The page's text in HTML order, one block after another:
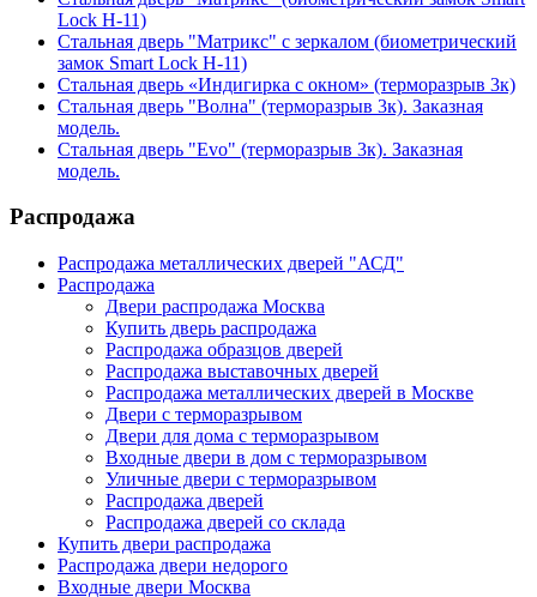
Lock H-11)
Стальная дверь "Матрикс" с зеркалом (биометрический
замок Smart Lock H-11)
Стальная дверь «Индигирка с окном» (терморазрыв 3к)
Стальная дверь "Волна" (терморазрыв 3к). Заказная
модель.
Стальная дверь "Evo" (терморазрыв 3к). Заказная
модель.
Распродажа
Распродажа металлических дверей "АСД"
Распродажа
Двери распродажа Москва
Купить дверь распродажа
Распродажа образцов дверей
Распродажа выставочных дверей
Распродажа металлических дверей в Москве
Двери с терморазрывом
Двери для дома с терморазрывом
Входные двери в дом с терморазрывом
Уличные двери с терморазрывом
Распродажа дверей
Распродажа дверей со склада
Купить двери распродажа
Распродажа двери недорого
Входные двери Москва